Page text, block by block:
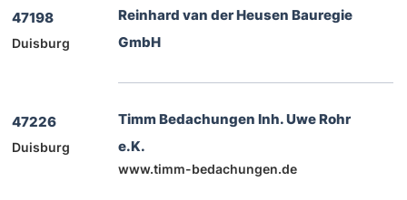
47198
Duisburg
Reinhard van der Heusen Bauregie
GmbH
47226
Duisburg
Timm Bedachungen Inh. Uwe Rohr
e.K.
www.timm-bedachungen.de